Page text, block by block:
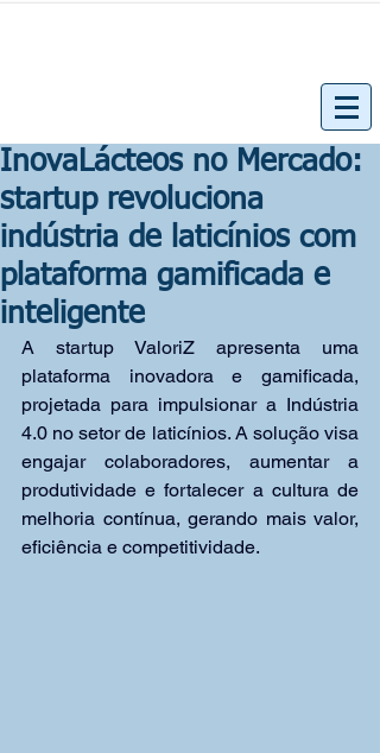
InovaLácteos no Mercado:
startup revoluciona
indústria de laticínios com
plataforma gamificada e
inteligente
A startup ValoriZ apresenta uma
plataforma inovadora e gamificada,
projetada para impulsionar a Indústria
4.0 no setor de laticínios. A solução visa
engajar colaboradores, aumentar a
produtividade e fortalecer a cultura de
melhoria contínua, gerando mais valor,
eficiência e competitividade.